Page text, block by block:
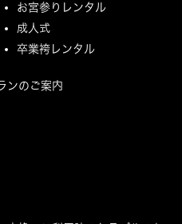
お宮参りレンタル
成人式
卒業袴レンタル
ンのご案内